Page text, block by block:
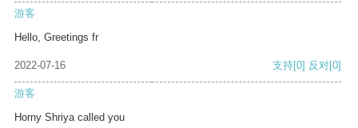
游客
Hello, Greetings fr
2022-07-16 支持[0] 反对[0]
游客
Horny Shriya called you